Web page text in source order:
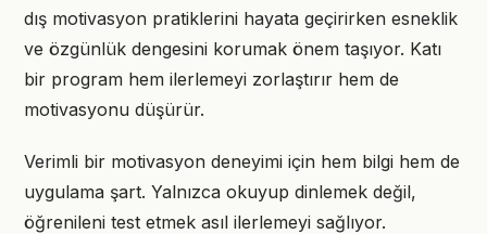
dış motivasyon pratiklerini hayata geçirirken esneklik
ve özgünlük dengesini korumak önem taşıyor. Katı
bir program hem ilerlemeyi zorlaştırır hem de
motivasyonu düşürür.
Verimli bir motivasyon deneyimi için hem bilgi hem de
uygulama şart. Yalnızca okuyup dinlemek değil,
öğrenileni test etmek asıl ilerlemeyi sağlıyor.